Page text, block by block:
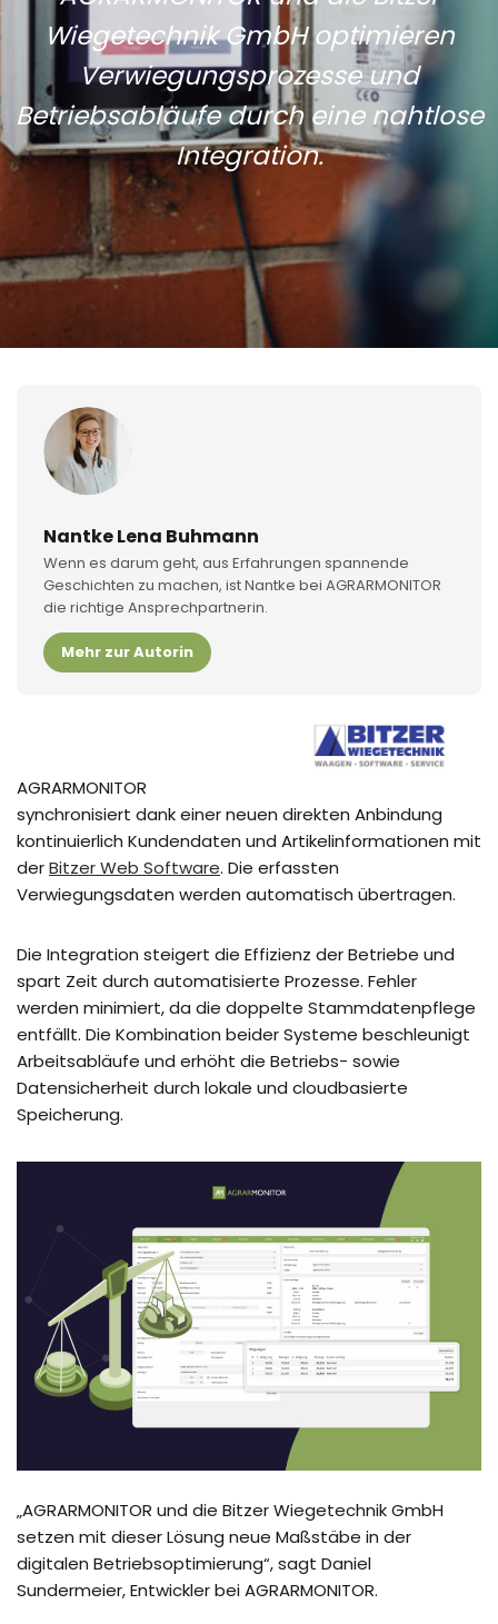
Wiegetechnik GmbH optimieren
Verwiegungsprozesse und
Betriebsabläufe durch eine nahtlose
Integration.
Nantke Lena Buhmann
Wenn es darum geht, aus Erfahrungen spannende
Geschichten zu machen, ist Nantke bei AGRARMONITOR
die richtige Ansprechpartnerin.
Mehr zur Autorin
AGRARMONITOR
synchronisiert dank einer neuen direkten Anbindung
kontinuierlich Kundendaten und Artikelinformationen mit
derBitzer Web Software. Die erfassten
Verwiegungsdaten werden automatisch übertragen.
Die Integration steigert die Effizienz der Betriebe und
spart Zeit durch automatisierte Prozesse. Fehler
werden minimiert, da die doppelte Stammdatenpflege
entfällt. Die Kombination beider Systeme beschleunigt
Arbeitsabläufe und erhöht die Betriebs- sowie
Datensicherheit durch lokale und cloudbasierte
Speicherung.
„AGRARMONITOR und die Bitzer Wiegetechnik GmbH
setzen mit dieser Lösung neue Maßstäbe in der
digitalen Betriebsoptimierung“, sagt Daniel
Sundermeier, Entwickler bei AGRARMONITOR.